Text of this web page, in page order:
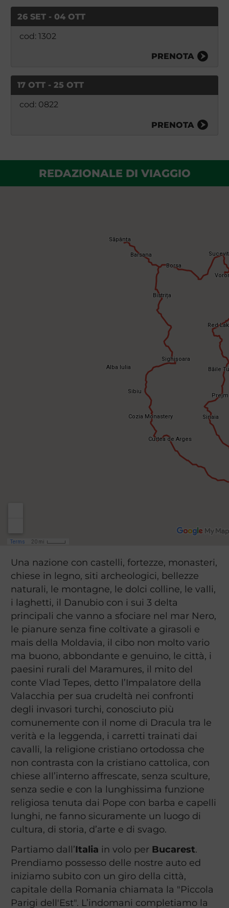
26 SET - 04 OTT
cod: 1302
PRENOTA
17 OTT - 25 OTT
cod: 0822
PRENOTA
REDAZIONALE DI VIAGGIO
Una nazione con castelli, fortezze, monasteri,
chiese in legno, siti archeologici, bellezze
naturali, le montagne, le dolci colline, le valli,
i laghetti, il Danubio con i sui 3 delta
principali che vanno a sfociare nel mar Nero,
le pianure senza fine coltivate a girasoli e
mais della Moldavia, il cibo non molto vario
ma buono, abbondante e genuino, le città, i
paesini rurali del Maramures, il mito del
conte Vlad Tepes, detto l’Impalatore della
Valacchia per sua crudeltà nei confronti
degli invasori turchi, conosciuto più
comunemente con il nome di Dracula tra le
verità e la leggenda, i carretti trainati dai
cavalli, la religione cristiano ortodossa che
non contrasta con la cristiano cattolica, con
chiese all’interno affrescate, senza sculture,
senza sedie e con la lunghissima funzione
religiosa tenuta dai Pope con barba e capelli
lunghi, ne fanno sicuramente un luogo di
cultura, di storia, d’arte e di svago.
Partiamo dall’Italia in volo per Bucarest.
Prendiamo possesso delle nostre auto ed
iniziamo subito con un giro della città,
capitale della Romania chiamata la "Piccola
Parigi dell'Est". L’indomani completiamo la